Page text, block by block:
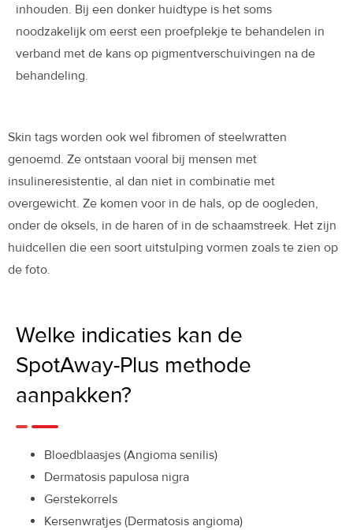
inhouden. Bij een donker huidtype is het soms
noodzakelijk om eerst een proefplekje te behandelen in
verband met de kans op pigmentverschuivingen na de
behandeling.
Skin tags worden ook wel fibromen of steelwratten
genoemd. Ze ontstaan vooral bij mensen met
insulineresistentie, al dan niet in combinatie met
overgewicht. Ze komen voor in de hals, op de oogleden,
onder de oksels, in de haren of in de schaamstreek. Het zijn
huidcellen die een soort uitstulping vormen zoals te zien op
de foto.
Welke indicaties kan de
SpotAway-Plus methode
aanpakken?
Bloedblaasjes (Angioma senilis)
Dermatosis papulosa nigra
Gerstekorrels
Kersenwratjes (Dermatosis angioma)